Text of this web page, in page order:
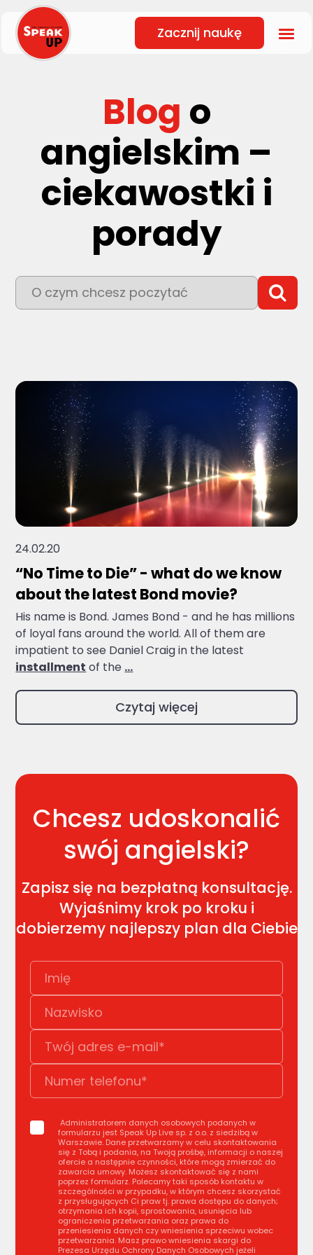
Zacznij naukę
Blog o
angielskim –
ciekawostki i
porady
To pole wyszukiwania z
24.02.20
“No Time to Die” - what do we know
about the latest Bond movie?
His name is Bond. James Bond - and he has millions
of loyal fans around the world. All of them are
impatient to see Daniel Craig in the latest
installment of the ...
Czytaj więcej
Chcesz udoskonalić
swój angielski?
Zapisz się na bezpłatną konsultację.
Wyjaśnimy krok po kroku i
dobierzemy najlepszy plan dla Ciebie
Administratorem danych osobowych podanych w
formularzu jest Speak Up Live sp. z o.o. z siedzibą w
Warszawie. Dane przetwarzamy w celu skontaktowania
się z Tobą i podania, na Twoją prośbę, informacji o naszej
ofercie a następnie czynności, które mogą zmierzać do
zawarcia umowy. Możesz skontaktować się z nami
poprzez formularz. Polecamy taki sposób kontaktu w
szczególności w przypadku, w którym chcesz skorzystać
z przysługujących Ci praw tj. prawa dostępu do danych;
otrzymania ich kopii, sprostowania, usunięcia lub
ograniczenia przetwarzania oraz prawa do
przeniesienia danych czy wniesienia sprzeciwu wobec
przetwarzania. Masz prawo wniesienia skargi do
Prezesa Urzędu Ochrony Danych Osobowych jeżeli